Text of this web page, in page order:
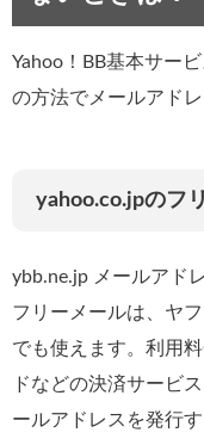
Yahoo！BB基本サー
の方法でメールアド
yahoo.co.jpのフ
ybb.ne.jp メールアド
フリーメールは、ヤ
でも使えます。利用
ドなどの決済サービ
ールアドレスを発行